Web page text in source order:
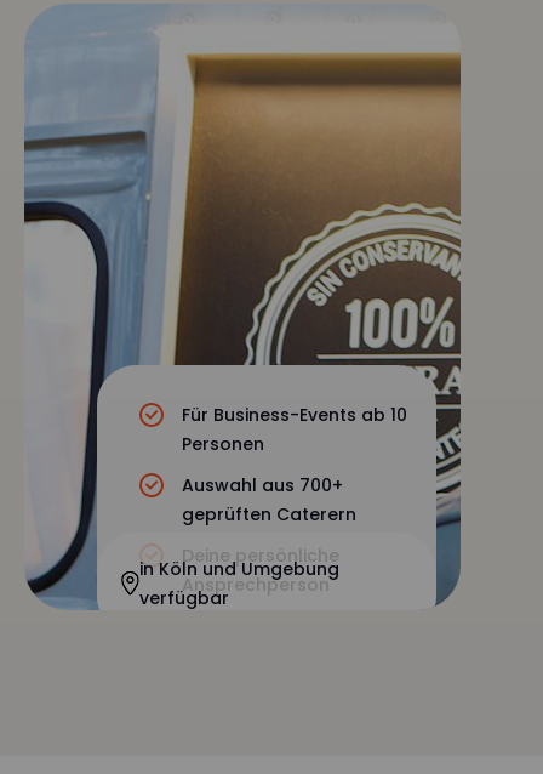
Für Business-Events ab 10
Personen
Auswahl aus 700+
geprüften Caterern
Deine persönliche
Ansprechperson
in Köln und Umgebung
verfügbar